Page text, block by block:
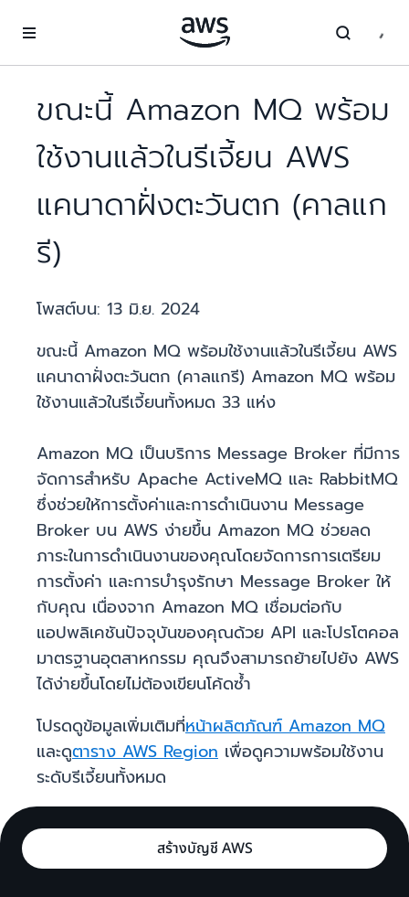
ขณะนี้ Amazon MQ พร้อม
ใช้งานแล้วในรีเจี้ยน AWS
แคนาดาฝั่งตะวันตก (คาลแก
รี)
โพสต์บน: 13 มิ.ย. 2024
ขณะนี้ Amazon MQ พร้อมใช้งานแล้วในรีเจี้ยน AWS
แคนาดาฝั่งตะวันตก (คาลแกรี) Amazon MQ พร้อม
ใช้งานแล้วในรีเจี้ยนทั้งหมด 33 แห่ง
Amazon MQ เป็นบริการ Message Broker ที่มีการ
จัดการสำหรับ Apache ActiveMQ และ RabbitMQ
ซึ่งช่วยให้การตั้งค่าและการดำเนินงาน Message
Broker บน AWS ง่ายขึ้น Amazon MQ ช่วยลด
ภาระในการดำเนินงานของคุณโดยจัดการการเตรียม
การตั้งค่า และการบำรุงรักษา Message Broker ให้
กับคุณ เนื่องจาก Amazon MQ เชื่อมต่อกับ
แอปพลิเคชันปัจจุบันของคุณด้วย API และโปรโตคอล
มาตรฐานอุตสาหกรรม คุณจึงสามารถย้ายไปยัง AWS
ได้ง่ายขึ้นโดยไม่ต้องเขียนโค้ดซ้ำ
โปรดดูข้อมูลเพิ่มเติมที่หน้าผลิตภัณฑ์ Amazon MQ
และดูตาราง AWS Region เพื่อดูความพร้อมใช้งาน
ระดับรีเจี้ยนทั้งหมด
สร้างบัญชี AWS